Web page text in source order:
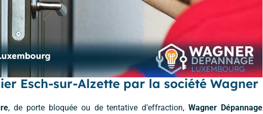
Esch-sur-Alzette par la société Wagner
, de porte bloquée ou de tentative d’effraction,Wagner Dépannage